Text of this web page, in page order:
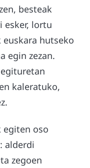
besteak
esker, lortu
hutseko
egin zezan.
kaleratuko,
egiten oso
alderdi
zegoen